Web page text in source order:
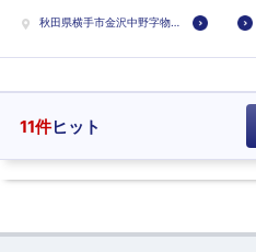
秋田県横手市金沢中野字物
11件ヒット